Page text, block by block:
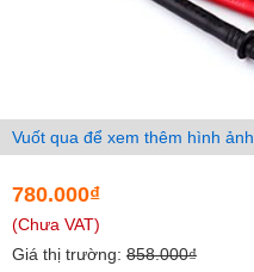
Vuốt qua để xem thêm hình ảnh
780.000₫
(Chưa VAT)
Giá thị trường: 858.000₫